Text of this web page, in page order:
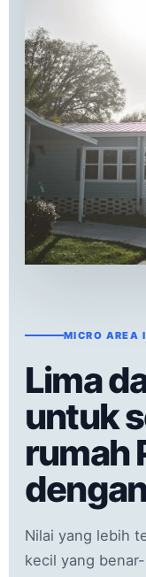
MICRO AREA
Lima
untuk
rumah
Nilai yang lebih
kecil yang